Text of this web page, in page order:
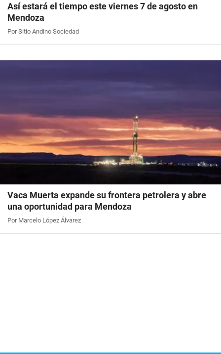
Así estará el tiempo este viernes 7 de agosto en
Mendoza
Por Sitio Andino Sociedad
Vaca Muerta expande su frontera petrolera y abre
una oportunidad para Mendoza
Por Marcelo López Álvarez